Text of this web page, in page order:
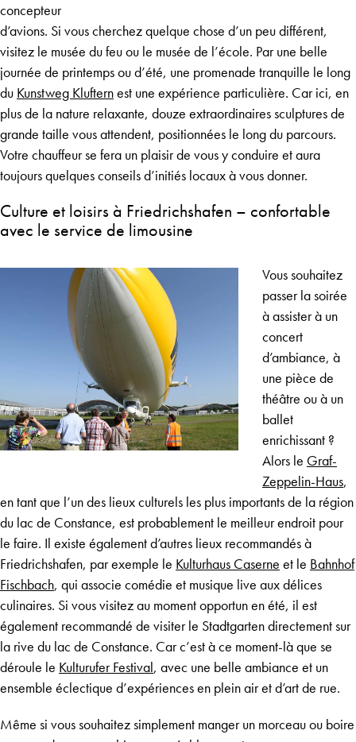
concepteur
d’avions. Si vous cherchez quelque chose d’un peu différent,
visitez le musée du feu ou le musée de l’école. Par une belle
journée de printemps ou d’été, une promenade tranquille le long
du Kunstweg Klufternest une expérience particulière. Car ici, en
plus de la nature relaxante, douze extraordinaires sculptures de
grande taille vous attendent, positionnées le long du parcours.
Votre chauffeur se fera un plaisir de vous y conduire et aura
toujours quelques conseils d’initiés locaux à vous donner.
Culture et loisirs à Friedrichshafen – confortable
avec le service de limousine
Vous souhaitez
passer la soirée
à assister à un
concert
d’ambiance, à
une pièce de
théâtre ou à un
ballet
enrichissant ?
Alors le Graf-
Zeppelin-Haus,
en tant que l’un des lieux culturels les plus importants de la région
du lac de Constance, est probablement le meilleur endroit pour
le faire. Il existe également d’autres lieux recommandés à
Friedrichshafen, par exemple le Kulturhaus Caserne et le Bahnhof
Fischbach, qui associe comédie et musique live aux délices
culinaires. Si vous visitez au moment opportun en été, il est
également recommandé de visiter le Stadtgarten directement sur
la rive du lac de Constance. Car c’est à ce moment-là que se
déroule le Kulturufer Festival, avec une belle ambiance et un
ensemble éclectique d’expériences en plein air et d’art de rue.
Même si vous souhaitez simplement manger un morceau ou boire